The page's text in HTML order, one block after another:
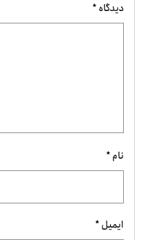
دیدگاه*
نام*
ایمیل*